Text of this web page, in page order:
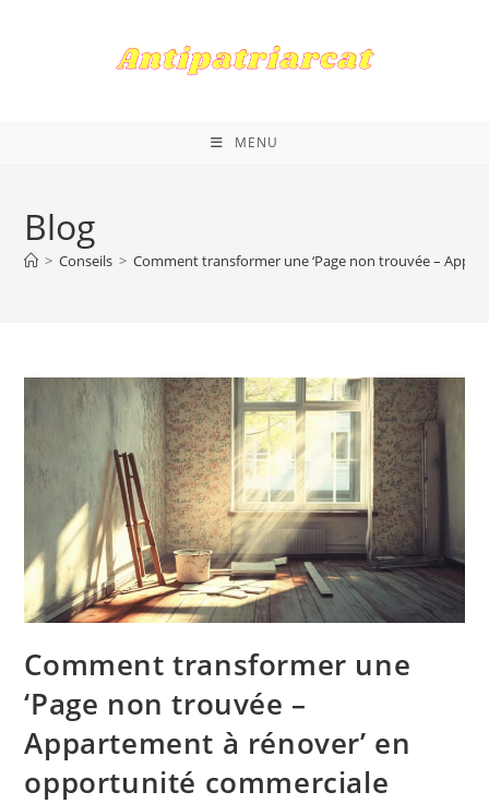
MENU
Blog
> Conseils > Comment transformer une ‘Page non trouvée –
Comment transformer une
‘Page non trouvée –
Appartement à rénover’ en
opportunité commerciale